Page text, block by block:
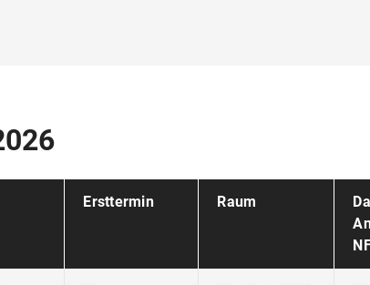
Ersttermin Raum